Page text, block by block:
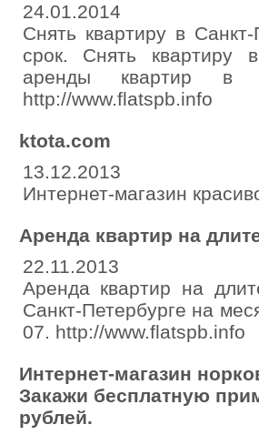
24.01.2014
Снять квартиру в
срок. Снять квартиру
аренды квартир в
http://www.flatspb.info
ktota.com
13.12.2013
Интернет-магазин
Аренда квартир на
22.11.2013
Аренда квартир на
Санкт-Петербурге на
07. http://www.flatspb.info
Интернет-магазин
Закажи бесплатную
рублей.